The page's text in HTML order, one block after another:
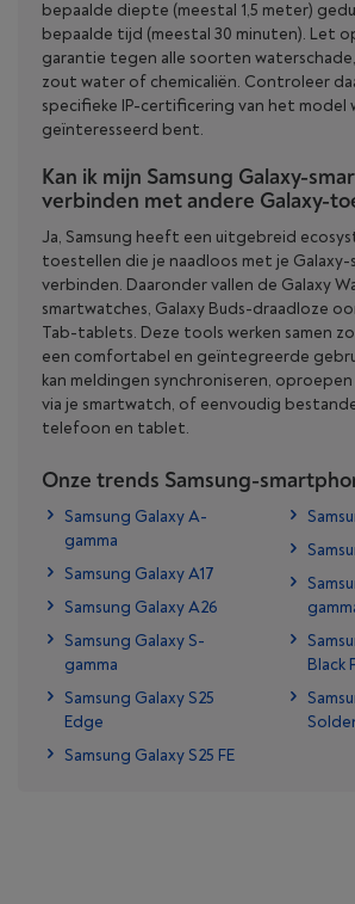
bepaalde diepte (meestal 1,5 meter)
bepaalde tijd (meestal 30 minuten). Let
garantie tegen alle soorten
zout water of chemicaliën. Controleer
specifieke IP-certificering van het model
geïnteresseerd bent.
Kan ik mijn Samsung Galaxy-
verbinden met andere Galaxy-
Ja, Samsung heeft een uitgebreid
toestellen die je naadloos met je
verbinden. Daaronder vallen de Galaxy
smartwatches, Galaxy Buds-draadloze
Tab-tablets. Deze tools werken samen
een comfortabel en geïntegreerde
kan meldingen synchroniseren,
via je smartwatch, of eenvoudig
telefoon en tablet.
Onze trends Samsung-
Samsung Galaxy A-
gamma
Samsung Galaxy A17
Samsung Galaxy A26
Samsung Galaxy S-
gamma
Samsung Galaxy S25
Edge
Samsung Galaxy S25 FE
Black